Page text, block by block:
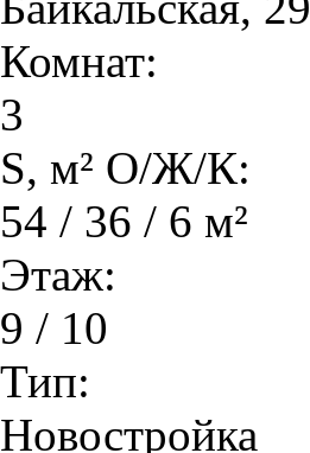
Комнат:
3
S, м² О/Ж/К:
54 / 36 / 6 м²
Этаж:
9 / 10
Тип:
Новостройка